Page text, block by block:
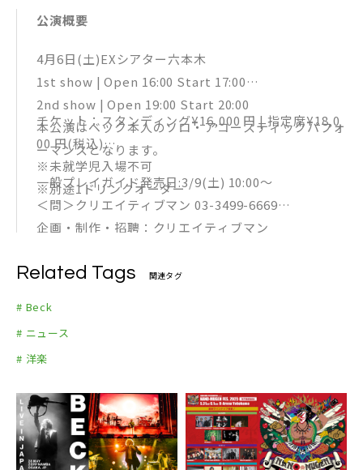
公演概要
4月6日(土)EXシアター六本木
1st show | Open 16:00 Start 17:00
2nd show | Open 19:00 Start 20:00
本公演はベック本人のソロ・アコースティックパフォ
ーマンスとなります。
チケット：スタンディング¥16,000 円 | 指定席¥18,0
00 円(税込)
※未就学児入場不可
※別途1ドリンクオーダー
一般プレイガイド発売日:3/9(土) 10:00〜
＜問＞クリエイティブマン 03-3499-6669
企画・制作・招聘：クリエイティブマン
Related Tags 関連タグ
# Beck
# ニュース
# 洋楽